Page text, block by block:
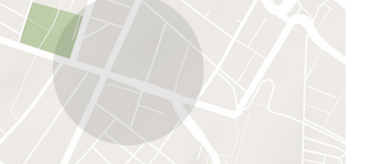
du calme et du soleil, ce chalet de qualité est fait